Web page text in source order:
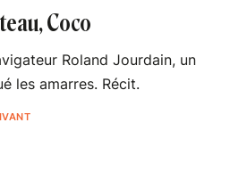
Coco
Roland Jourdain, un
les amarres. Récit.